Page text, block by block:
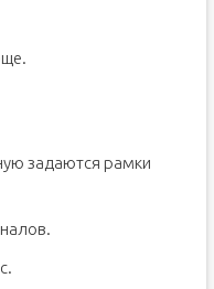
задаются рамки